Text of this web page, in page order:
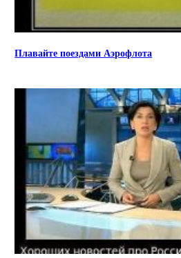
Плавайте поездами Аэрофлота